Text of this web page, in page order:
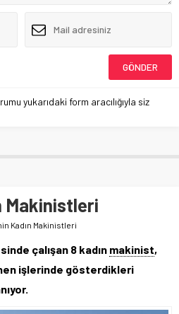
yukarıdaki form aracılığıyla siz
Makinistleri
Kadın Makinistleri
çalışan 8 kadın makinist,
işlerinde gösterdikleri